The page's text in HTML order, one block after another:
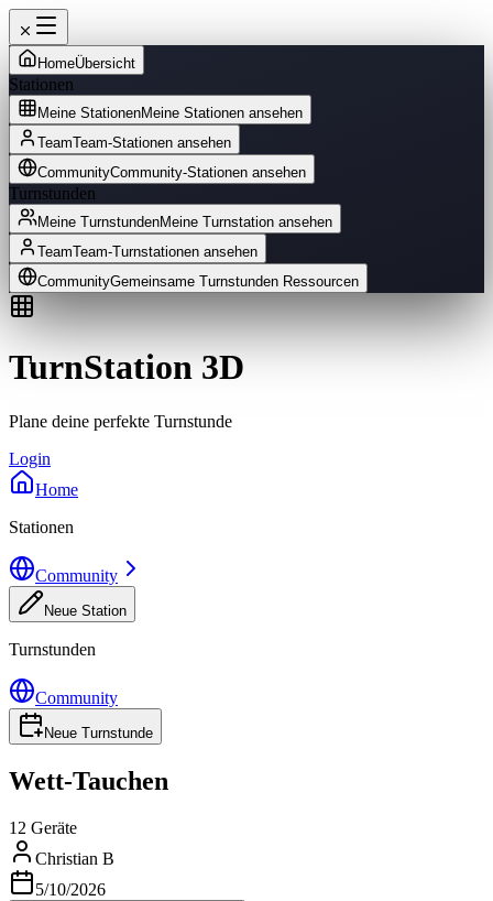
HomeÜbersicht
Stationen
Meine StationenMeine Stationen ansehen
TeamTeam-Stationen ansehen
CommunityCommunity-Stationen ansehen
Turnstunden
Meine TurnstundenMeine Turnstation ansehen
TeamTeam-Turnstationen ansehen
CommunityGemeinsame Turnstunden Ressourcen
TurnStation 3D
Plane deine perfekte Turnstunde
Login
Home
Stationen
Community
Neue Station
Turnstunden
Community
Neue Turnstunde
Wett-Tauchen
12 Geräte
Christian B
5/10/2026